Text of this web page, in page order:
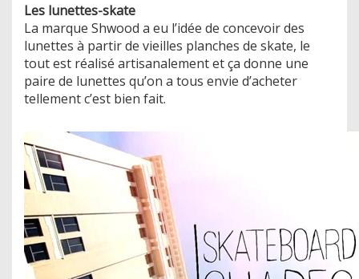
Les lunettes-skate
La marque Shwood a eu l’idée de concevoir des
lunettes à partir de vieilles planches de skate, le
tout est réalisé artisanalement et ça donne une
paire de lunettes qu’on a tous envie d’acheter
tellement c’est bien fait.